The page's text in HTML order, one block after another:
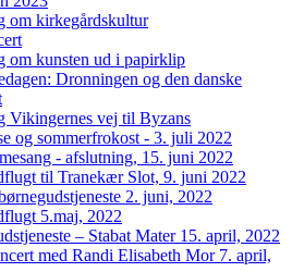
om kirkegårdskultur
om kunsten ud i papirklip
Dronningen og den danske
Vikingernes vej til Byzans
og sommerfrokost - 3. juli 2022
- afslutning, 15. juni 2022
til Tranekær Slot, 9. juni 2022
2. juni, 2022
5.maj, 2022
– Stabat Mater 15. april, 2022
med Randi Elisabeth Mor 7. april,